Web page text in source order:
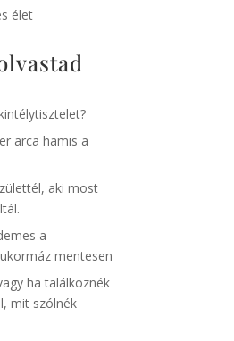
élet
arca hamis a
aki most
a
mentesen
ha találkoznék
mit szólnék